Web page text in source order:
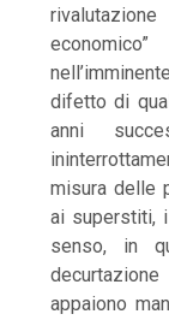
difetto di
anni
misura delle
ai superstiti,
senso, in
appaiono